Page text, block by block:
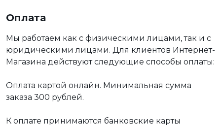
Оплата
Мы работаем как с физическими лицами, так и с
юридическими лицами. Для клиентов Интернет-
Магазина действуют следующие способы оплаты:
Оплата картой онлайн. Минимальная сумма
заказа 300 рублей.
К оплате принимаются банковские карты